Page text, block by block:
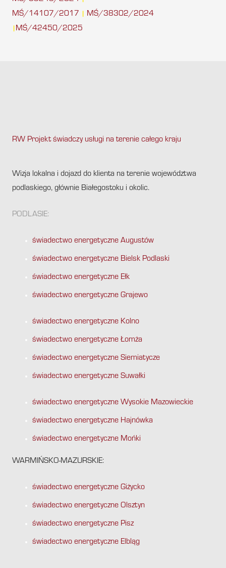
MŚ/14107/2017 MŚ/38302/2024
MŚ/42450/2025
RW Projekt świadczy usługi na terenie całego kraju
Wizja lokalna i dojazd do klienta na terenie województwa
podlaskiego, głównie Białegostoku i okolic.
PODLASIE:
świadectwo energetyczne Augustów
świadectwo energetyczne Bielsk Podlaski
świadectwo energetyczne Ełk
świadectwo energetyczne Grajewo
świadectwo energetyczne Kolno
świadectwo energetyczne Łomża
świadectwo energetyczne Siemiatycze
świadectwo energetyczne Suwałki
świadectwo energetyczne Wysokie Mazowieckie
świadectwo energetyczne Hajnówka
świadectwo energetyczne Mońki
WARMIŃSKO-MAZURSKIE:
świadectwo energetyczne Giżycko
świadectwo energetyczne Olsztyn
świadectwo energetyczne Pisz
świadectwo energetyczne Elbląg